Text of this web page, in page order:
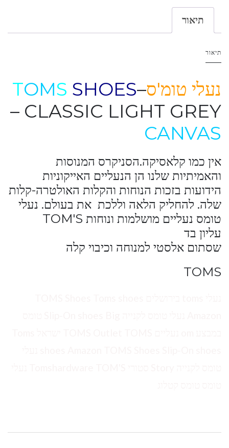
תיאור
תיאור
נעלי טומ'ס–
TOMS SHOES
– CLASSIC LIGHT GREY
CANVAS
אין כמו קלאסיקה.הסניקרס המנוסות
והאמיתיות שלנו הן הנעליים האייקוניות
הידועות בזכות הנוחות והקלות האולטרה-קלות
שלה. להחליק הלאה וללכת את בעולם. נעלי
טומס נעליים מושלמות ונוחות TOM'S
עליון בד
שסתום אלסטי למנוחה וכיבוי קלה
TOMS